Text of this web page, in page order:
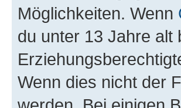
Möglichkeiten. Wenn
du unter 13 Jahre alt
Wenn dies nicht der